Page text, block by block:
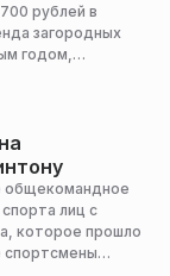
рублей в
загородных
годом,
общекомандное
лиц с
которое прошло
спортсмены